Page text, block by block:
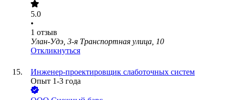
5.0
•
1 отзыв
Улан-Удэ, 3-я Транспортная улица, 10
Откликнуться
Инженер-проектировщик слаботочных систем
Опыт 1-3 года